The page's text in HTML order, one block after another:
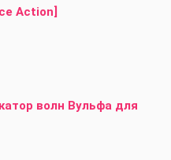
Action]
волн Вульфа для